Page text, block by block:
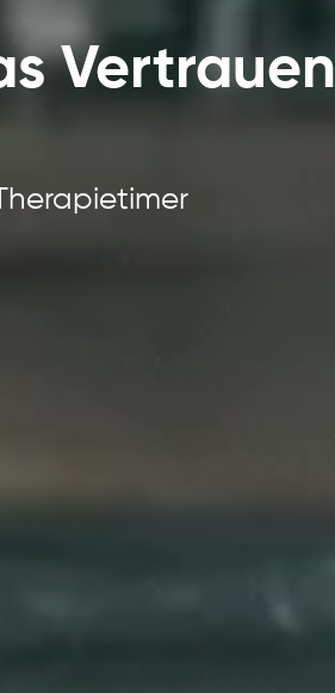
Vertrauen